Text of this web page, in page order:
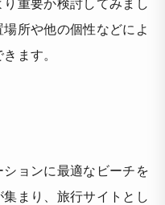
所や他の個性などによ
ます。
ョンに最適なビーチを
まり、旅行サイトとし